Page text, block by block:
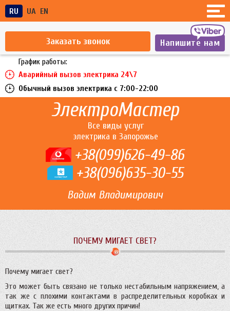
Напишите нам
Заказать звонок
RU UA EN
График работы:
Аварийный вызов электрика 24\7
Обычный вызов электрика c 7:00-22:00
ЭлектроМастер
Все виды услуг
электрика в Запорожье
+38(099)626-49-86
+38(096)635-30-55
Вадим Владимирович
ПОЧЕМУ МИГАЕТ СВЕТ?
Почему мигает свет?
Это может быть связано не только нестабильным напряжением, а
так же с плохими контактами в распределительных коробках и
щитках. Так же есть много других причин!